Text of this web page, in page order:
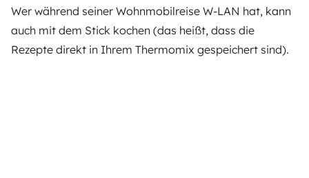
Wer während seiner Wohnmobilreise W-LAN hat, kann
auch mit dem Stick kochen (das heißt, dass die
Rezepte direkt in Ihrem Thermomix gespeichert sind).